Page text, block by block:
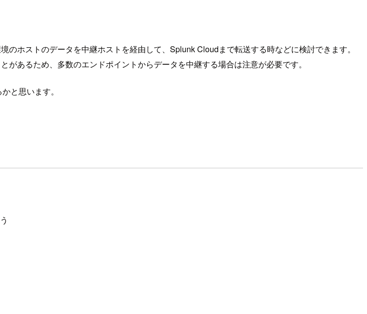
ホストのデータを中継ホストを経由して、Splunk Cloudまで転送する時などに検討できます。
あるため、多数のエンドポイントからデータを中継する場合は注意が必要です。
と思います。